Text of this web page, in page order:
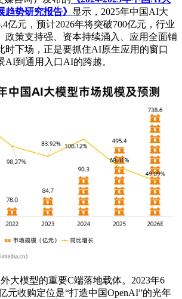
势研究报告》 显示，2025年中国AI大
亿元，预计2026年将突破700亿元，行业
政策支持强、资本持续涌入、应用全面铺
时下场，正是要抓住AI原生应用的窗口
AI到通用入口AI的跨越。
模型的重要C端落地载体。2023年6
元收购定位是“打造中国OpenAI”的光年